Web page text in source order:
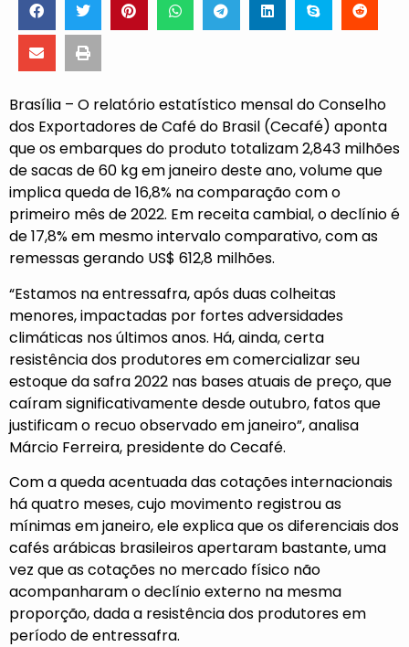
Brasília – O relatório estatístico mensal do Conselho
dos Exportadores de Café do Brasil (Cecafé) aponta
que os embarques do produto totalizam 2,843 milhões
de sacas de 60 kg em janeiro deste ano, volume que
implica queda de 16,8% na comparação com o
primeiro mês de 2022. Em receita cambial, o declínio é
de 17,8% em mesmo intervalo comparativo, com as
remessas gerando US$ 612,8 milhões.
“Estamos na entressafra, após duas colheitas
menores, impactadas por fortes adversidades
climáticas nos últimos anos. Há, ainda, certa
resistência dos produtores em comercializar seu
estoque da safra 2022 nas bases atuais de preço, que
caíram significativamente desde outubro, fatos que
justificam o recuo observado em janeiro”, analisa
Márcio Ferreira, presidente do Cecafé.
Com a queda acentuada das cotações internacionais
há quatro meses, cujo movimento registrou as
mínimas em janeiro, ele explica que os diferenciais dos
cafés arábicas brasileiros apertaram bastante, uma
vez que as cotações no mercado físico não
acompanharam o declínio externo na mesma
proporção, dada a resistência dos produtores em
período de entressafra.